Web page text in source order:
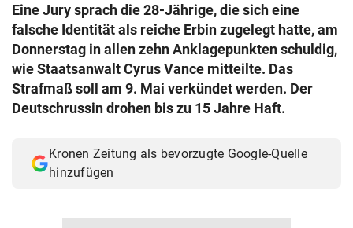
Eine Jury sprach die 28-Jährige, die sich eine
falsche Identität als reiche Erbin zugelegt hatte, am
Donnerstag in allen zehn Anklagepunkten schuldig,
wie Staatsanwalt Cyrus Vance mitteilte. Das
Strafmaß soll am 9. Mai verkündet werden. Der
Deutschrussin drohen bis zu 15 Jahre Haft.
Kronen Zeitung als bevorzugte Google-Quelle
hinzufügen